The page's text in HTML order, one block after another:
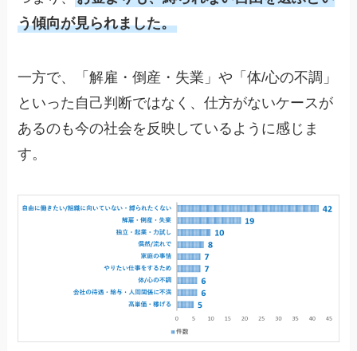
う傾向が見られました。
一方で、「解雇・倒産・失業」や「体/心の不調」
といった自己判断ではなく、仕方がないケースが
あるのも今の社会を反映しているように感じま
す。